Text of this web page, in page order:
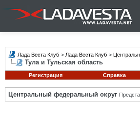
Лада Веста Клуб > Лада Веста Клуб >
Тула и Тульская область
Регистрация Справка
Центральный федеральный округ